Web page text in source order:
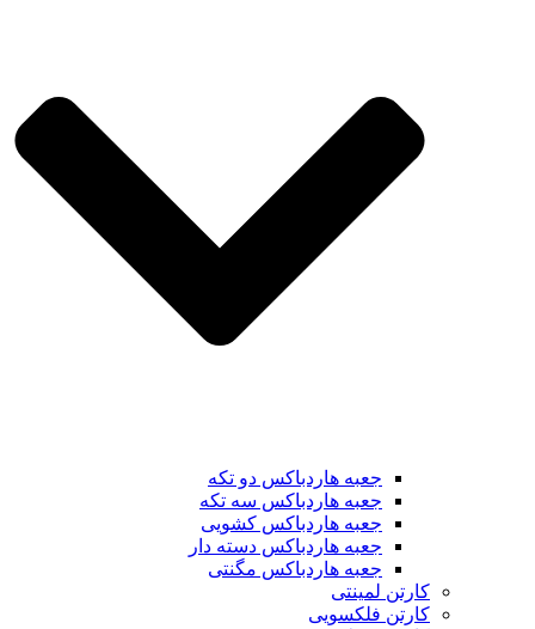
جعبه هاردباکس دو تکه
جعبه هاردباکس سه تکه
جعبه هاردباکس کشویی
جعبه هاردباکس دسته دار
جعبه هاردباکس مگنتی
کارتن لمینتی
کارتن فلکسویی